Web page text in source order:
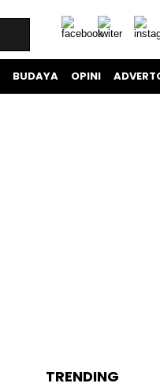
BUDAYA OPINI
TRENDING